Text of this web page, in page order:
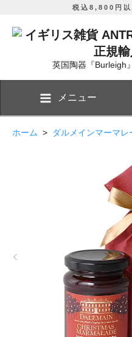
税込8,800円以
英国陶器『Burleigh
メニュー
ホーム > ダルメインマーマレ